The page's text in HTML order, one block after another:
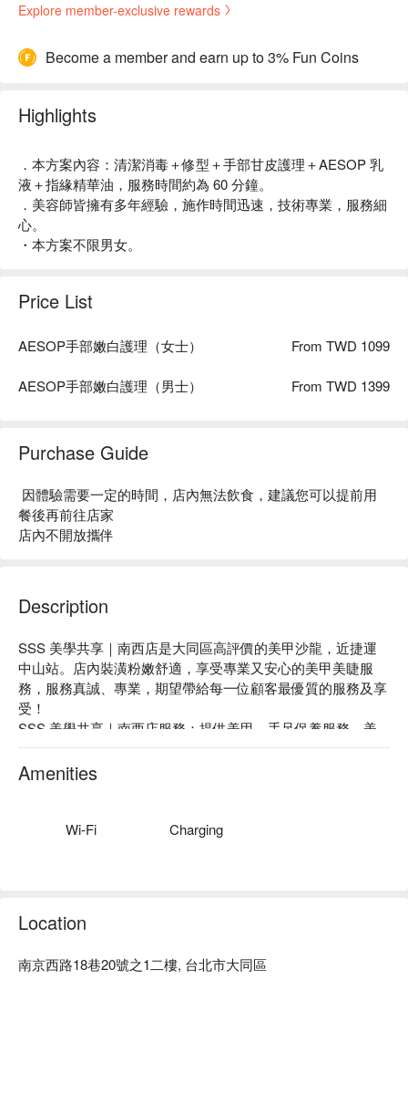
Explore member-exclusive rewards
Become a member and earn up to 3% Fun Coins
Highlights
．本方案內容：清潔消毒＋修型＋手部甘皮護理＋AESOP 乳
液＋指緣精華油，服務時間約為 60 分鐘。
．美容師皆擁有多年經驗，施作時間迅速，技術專業，服務細
心。
・本方案不限男女。
Price List
AESOP手部嫩白護理（女士） From TWD 1099
AESOP手部嫩白護理（男士） From TWD 1399
Purchase Guide
因體驗需要一定的時間，店內無法飲食，建議您可以提前用
餐後再前往店家
店內不開放攜伴
Description
SSS 美學共享｜南西店是大同區高評價的美甲沙龍，近捷運
中山站。店內裝潢粉嫩舒適，享受專業又安心的美甲美睫服
務，服務真誠、專業，期望帶給每一位顧客最優質的服務及享
受！
SSS 美學共享｜南西店服務：提供美甲、手足保養服務、美
睫等，歡迎前來體驗！
SSS 美學共享｜南西店推薦：皆由專業老師團隊服務，可溝
刻查看⬇︎
Amenities
Wi-Fi Charging
Location
南京西路18巷20號之1二樓, 台北市大同區